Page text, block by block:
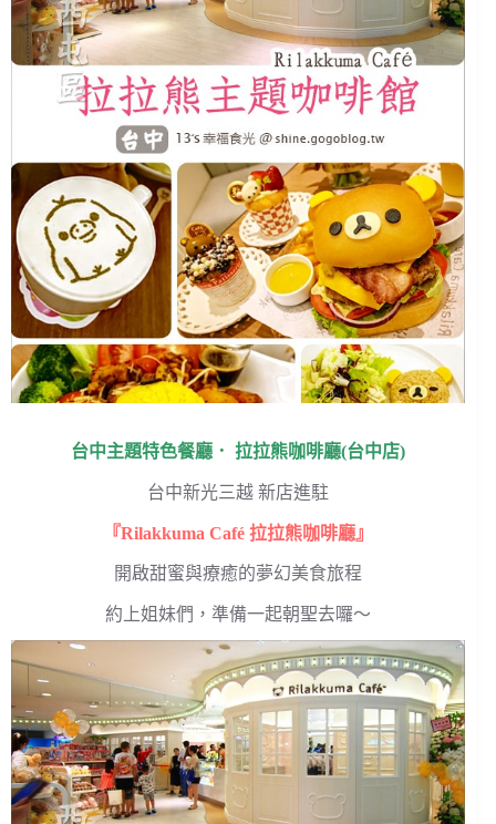
台中主題特色餐廳． 拉拉熊咖啡廳(台中店)
台中新光三越 新店進駐
『Rilakkuma Café 拉拉熊咖啡廳』
開啟甜蜜與療癒的夢幻美食旅程
約上姐妹們，準備一起朝聖去囉～